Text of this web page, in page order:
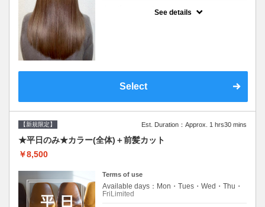
See details
Select
【新規限定】 Est. Duration：Approx. 1 hrs30 mins
★平日のみ★カラー(全体)＋前髪カット
￥8,500
Terms of use
Available days：Mon・Tues・Wed・Thu・
FriLimited